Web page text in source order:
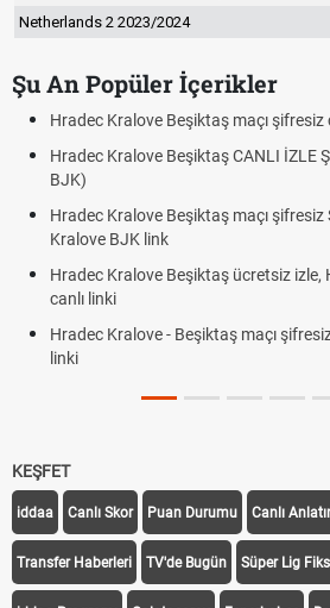
Netherlands 2 2023/2024
Şu An Popüler İçerikler
canlı yayın izle
ŞİFRESİZ (Hradec Kralove
S Sport Plus izle, Hradec
Hradec Kralove BJK maçı
izle canlı S Sport Plus
Hradec
Hradec
Trivela
Plonjon
KEŞFET
iddaa Canlı Skor Puan Durumu Canlı
Transfer Haberleri TV'de Bugün Süper Lig